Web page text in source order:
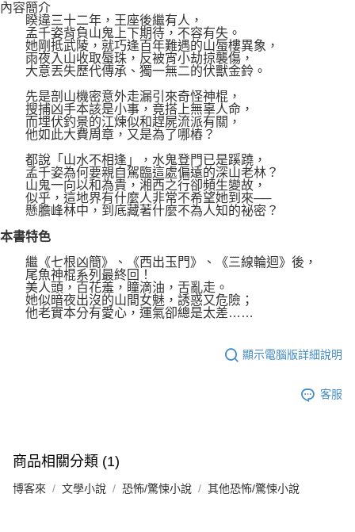
博客來商品配送方式
每筆NT$80，滿NT$1,000(含以上)免運費
內容簡介
睽違三十二年，王座後繼有人，
孟千姿背負山鬼上下期待，不容有失。
她剛抵武陵，就巧逢百年難遇的山蜃樓異象，
雨夜入山收取蜃珠，反被宵小劫掠襲傷，
大意丟失歷代傳承、獨一無二的伏獸金鈴。
先是剖山機密意外走漏引來奇怪神棍，
搜捕凶手本該是小事，竟搭上無辜人命，
而埋伏釣景的江煉似和趕屍流派有關，
他如此大費周章，又是為了哪樁？
都說「山水不相逢」，水鬼登門已是蹊蹺，
孟千姿為何要親自駕臨這處偏遠的深山老林？
山鬼一向以和為貴，湘西之行卻頻生變故，
似乎，這地界有什麼人非常不希望她到來──
懸膽峰林中，到底藏著什麼不為人知的祕密？
本書特色
繼《七根凶簡》、《西出玉門》、《三線輪迴》後，
尾魚神棍系列最終回！
美人頭，百花羞，瞳滴油，舌亂走。
她似暗夜出沒的山間女魅，誘惑又危險；
他老實本分有愛心，運氣卻總是太差……
顯示電腦版詳細說明
客服
商品相關分類 (1)
博客來 文學小說 恐怖/驚悚小說 其他恐怖/驚悚小說